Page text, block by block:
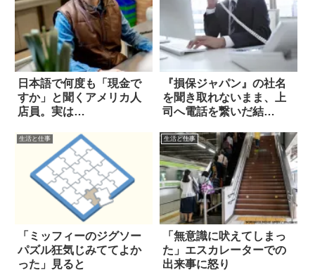
日本語で何度も「現金で
すか」と聞くアメリカ人
店員。実は…
『損保ジャパン』の社名
を聞き取れないまま、上
司へ電話を繋いだ結
生活と仕事
「ミッフィーのジグソー
パズル狂気じみててよか
った」見ると
生活と仕事
「無意識に吠えてしまっ
た」エスカレーターでの
出来事に怒り